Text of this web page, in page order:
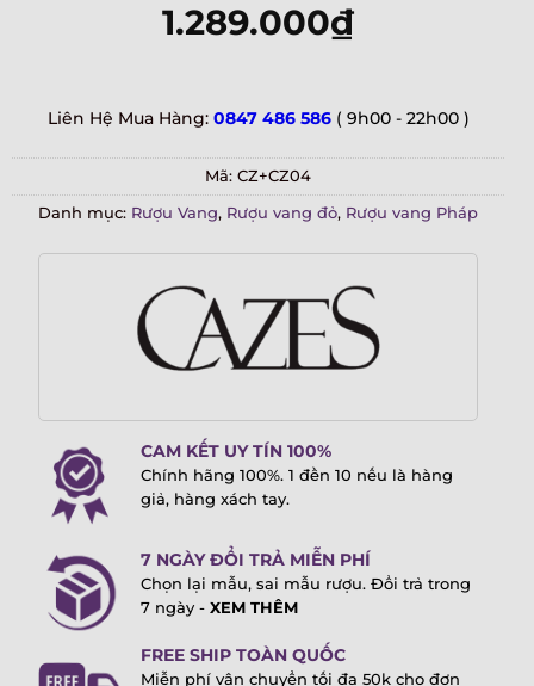
1.289.000₫
Liên Hệ Mua Hàng: 0847 486 586 ( 9h00 - 22h00 )
Mã: CZ+CZ04
Danh mục: Rượu Vang, Rượu vang đỏ, Rượu vang Pháp
CAM KẾT UY TÍN 100%
Chính hãng 100%. 1 đền 10 nếu là hàng
giả, hàng xách tay.
7 NGÀY ĐỔI TRẢ MIỄN PHÍ
Chọn lại mẫu, sai mẫu rượu. Đổi trả trong
7 ngày - XEM THÊM
FREE SHIP TOÀN QUỐC
Miễn phí vận chuyển tối đa 50k cho đơn